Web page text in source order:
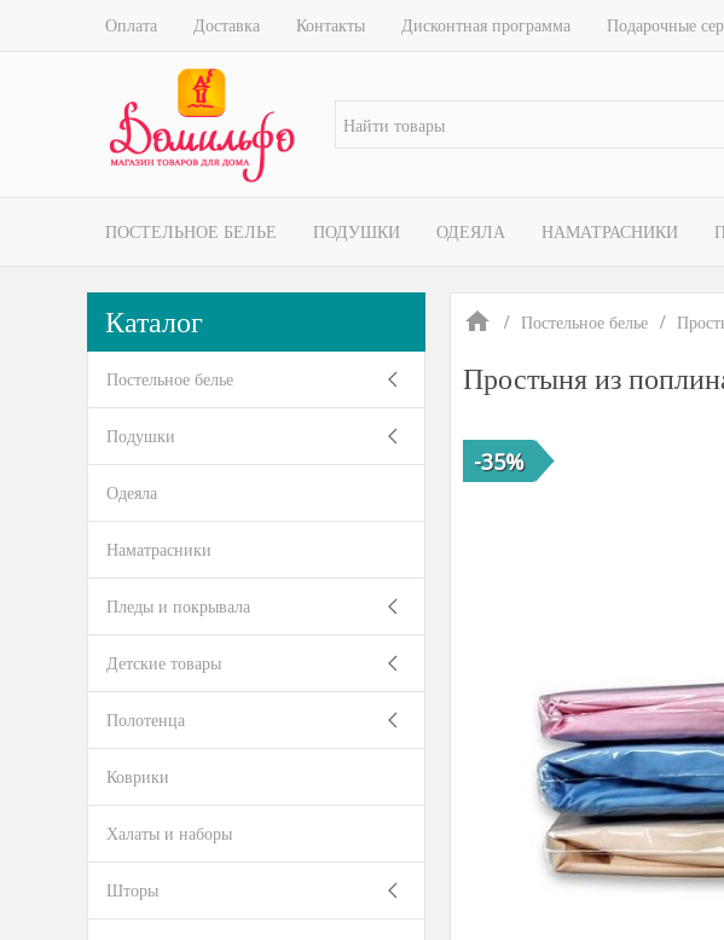
Оплата Доставка Контакты Дисконтная программа Подарочные
ПОСТЕЛЬНОЕ БЕЛЬЕ ПОДУШКИ ОДЕЯЛА НАМАТРАСНИКИ
Постельное белье
Простыня из
-35%
Каталог
Постельное белье
Подушки
Одеяла
Наматрасники
Пледы и покрывала
Детские товары
Полотенца
Коврики
Халаты и наборы
Шторы